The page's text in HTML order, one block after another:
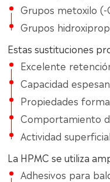
Grupos metoxilo (-
Grupos
Estas sustituciones
Excelente
Capacidad
Propiedades
Comportamiento
Actividad superficial
La HPMC se utiliza
Adhesivos para